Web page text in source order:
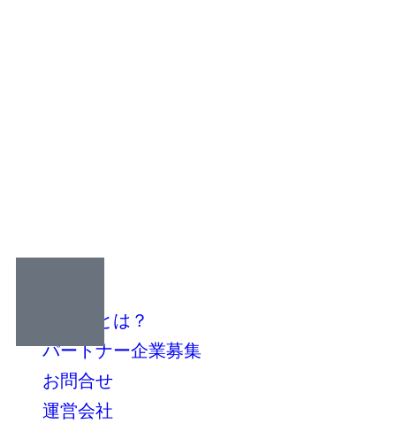
せすなとは？
パートナー企業募集
お問合せ
運営会社